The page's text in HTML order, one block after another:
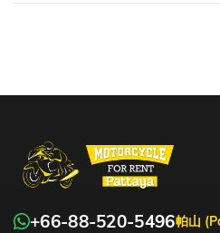
+66-88-520-5496帕山